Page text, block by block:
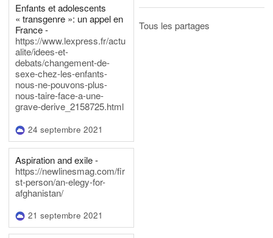
Enfants et adolescents
« transgenre »: un appel en
France -
https://www.lexpress.fr/actu
alite/idees-et-
debats/changement-de-
sexe-chez-les-enfants-
nous-ne-pouvons-plus-
nous-taire-face-a-une-
grave-derive_2158725.html
24 septembre 2021
Aspiration and exile -
https://newlinesmag.com/fir
st-person/an-elegy-for-
afghanistan/
21 septembre 2021
Tous les partages